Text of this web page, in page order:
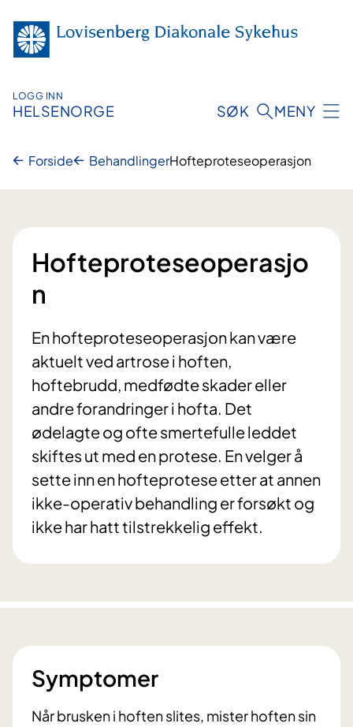
innhold
LOGG INN
HELSENORGE SØK MENY
Forside BehandlingerHofteproteseoperasjon
Hofteproteseoperasjo
n
En hofteproteseoperasjon kan være
aktuelt ved artrose i hoften,
hoftebrudd, medfødte skader eller
andre forandringer i hofta. Det
ødelagte og ofte smertefulle leddet
skiftes ut med en protese. En velger å
sette inn en hofteprotese etter at annen
ikke-operativ behandling er forsøkt og
ikke har hatt tilstrekkelig effekt.
Symptomer
Når brusken i hoften slites, mister hoften sin